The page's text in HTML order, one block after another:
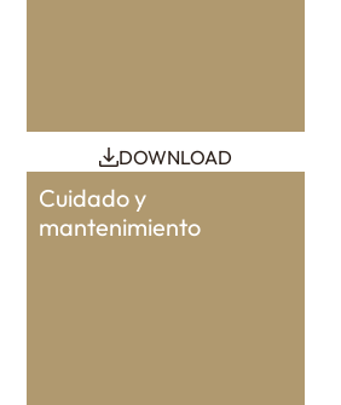
DOWNLOAD
Cuidado y
mantenimiento